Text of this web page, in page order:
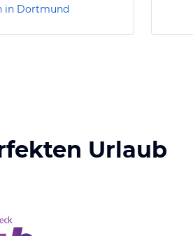
in Dortmund
Urlaub